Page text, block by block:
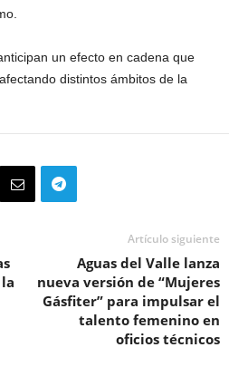
un efecto en cadena que
distintos ámbitos de la
Artículo siguiente
Aguas del Valle lanza
nueva versión de “Mujeres
Gásfiter” para impulsar el
talento femenino en
oficios técnicos